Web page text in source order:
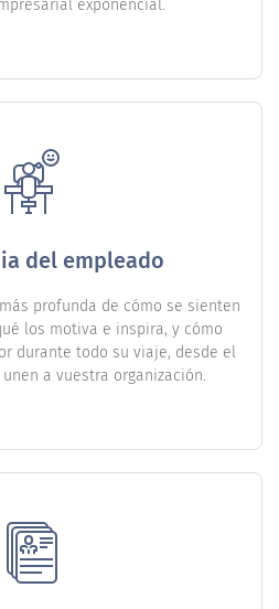
exponencial.
del empleado
profunda de cómo se sienten
los motiva e inspira, y cómo
durante todo su viaje, desde el
a vuestra organización.